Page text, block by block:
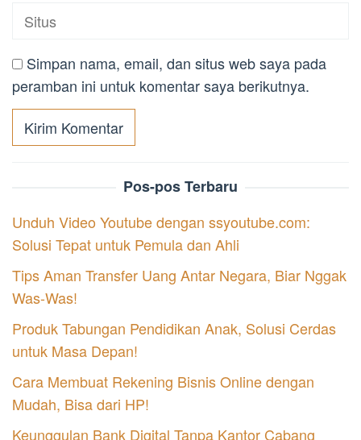
Simpan nama, email, dan situs web saya pada
peramban ini untuk komentar saya berikutnya.
Pos-pos Terbaru
Unduh Video Youtube dengan ssyoutube.com:
Solusi Tepat untuk Pemula dan Ahli
Tips Aman Transfer Uang Antar Negara, Biar Nggak
Was-Was!
Produk Tabungan Pendidikan Anak, Solusi Cerdas
untuk Masa Depan!
Cara Membuat Rekening Bisnis Online dengan
Mudah, Bisa dari HP!
Keunggulan Bank Digital Tanpa Kantor Cabang